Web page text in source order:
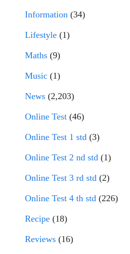
Information (34)
Lifestyle (1)
Maths (9)
Music (1)
News (2,203)
Online Test (46)
Online Test 1 std (3)
Online Test 2 nd std (1)
Online Test 3 rd std (2)
Online Test 4 th std (226)
Recipe (18)
Reviews (16)